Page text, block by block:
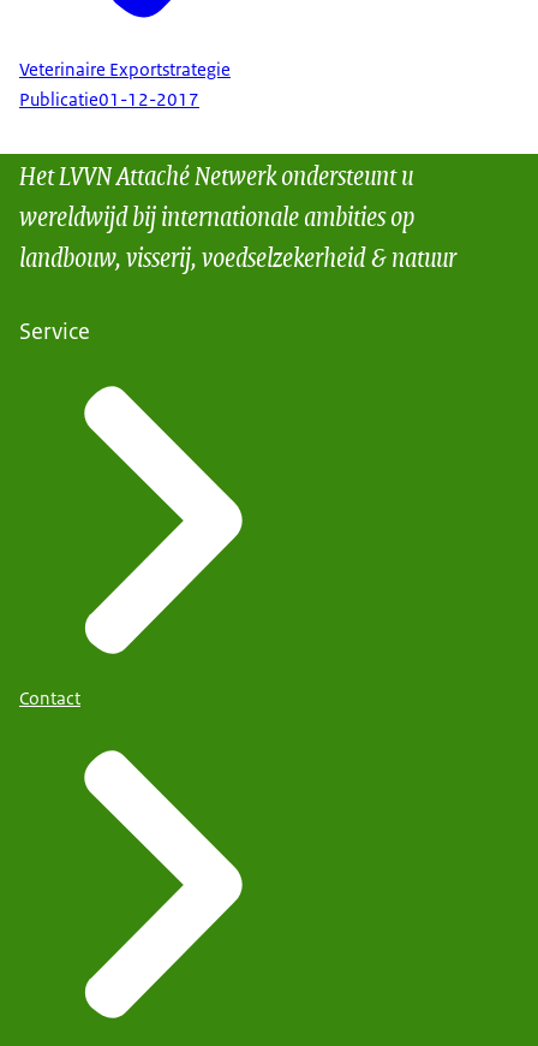
Veterinaire Exportstrategie
Publicatie01-12-2017
Het LVVN Attaché Netwerk ondersteunt u
wereldwijd bij internationale ambities op
landbouw, visserij, voedselzekerheid & natuur
Service
Contact